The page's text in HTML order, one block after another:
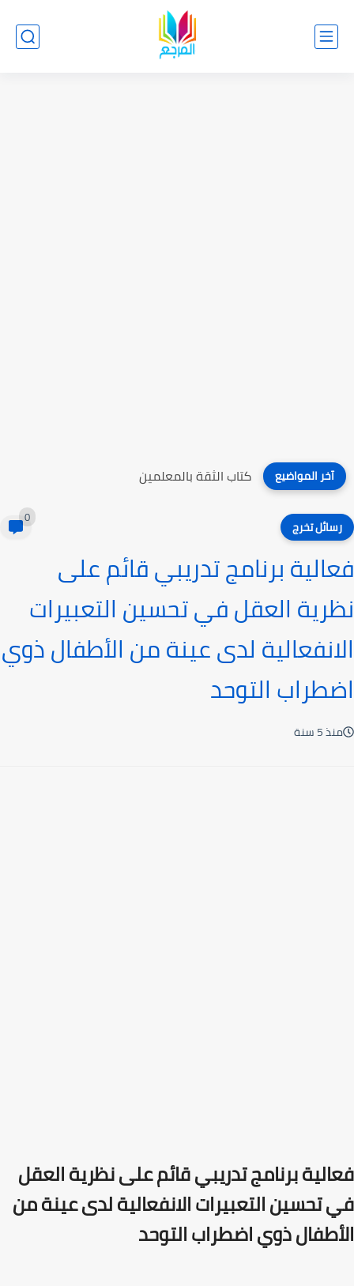
آخر المواضيع كتاب الثقة بالمعلمين
رسائل تخرج 0
فعالية برنامج تدريبي قائم على
نظرية العقل في تحسين التعبيرات
الانفعالية لدى عينة من الأطفال ذوي
اضطراب التوحد
منذ 5 سنة
فعالية برنامج تدريبي قائم على نظرية العقل
في تحسين التعبيرات الانفعالية لدى عينة من
الأطفال ذوي اضطراب التوحد